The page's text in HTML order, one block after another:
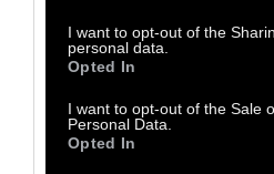
I want to opt-out of the
personal data.
Opted In
I want to opt-out of the Sale
Personal Data.
Opted In